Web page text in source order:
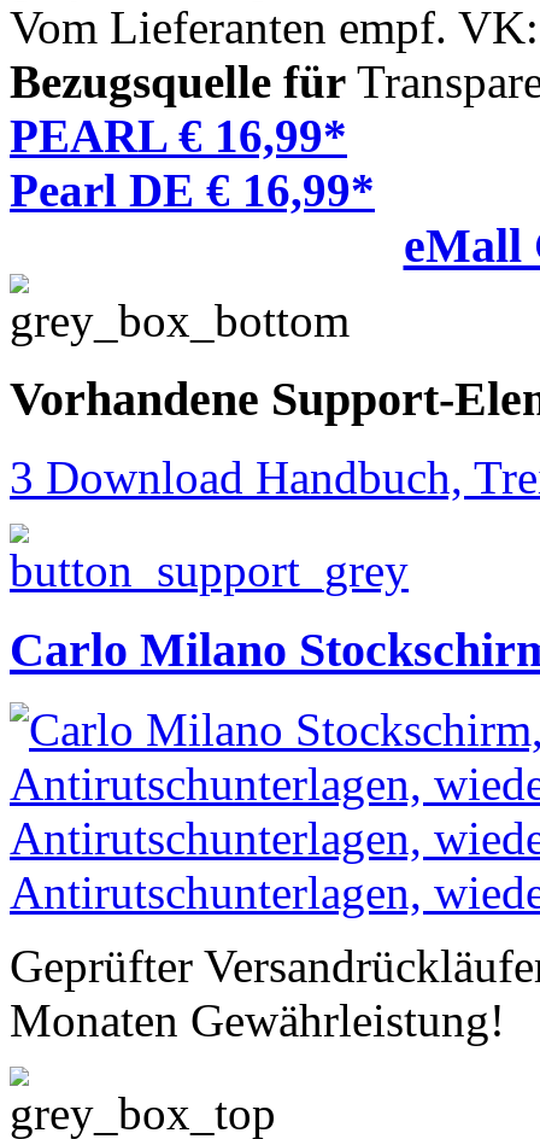
Vom Lieferanten empf.
Bezugsquelle für
PEARL € 16,99*
Pearl DE € 16,99*
eMall
Vorhandene Support-
3 Download Handbuch,
Carlo Milano
Geprüfter
Monaten Gewährleistung!